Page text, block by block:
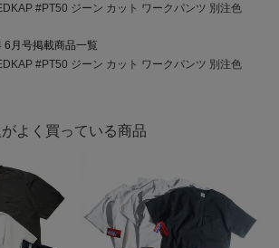
#PT50 ジーン カット ワークパンツ 別注色
6月号掲載商品一覧
#PT50 ジーン カット ワークパンツ 別注色
よく買っている商品